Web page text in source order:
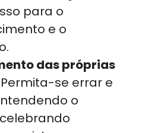
para o
e o
das próprias
Permita-se errar e
o